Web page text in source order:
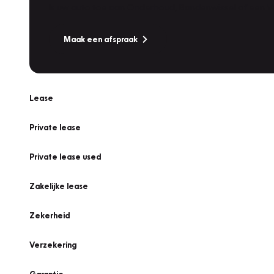
Maak een afspraak
Lease
Private lease
Private lease used
Zakelijke lease
Zekerheid
Verzekering